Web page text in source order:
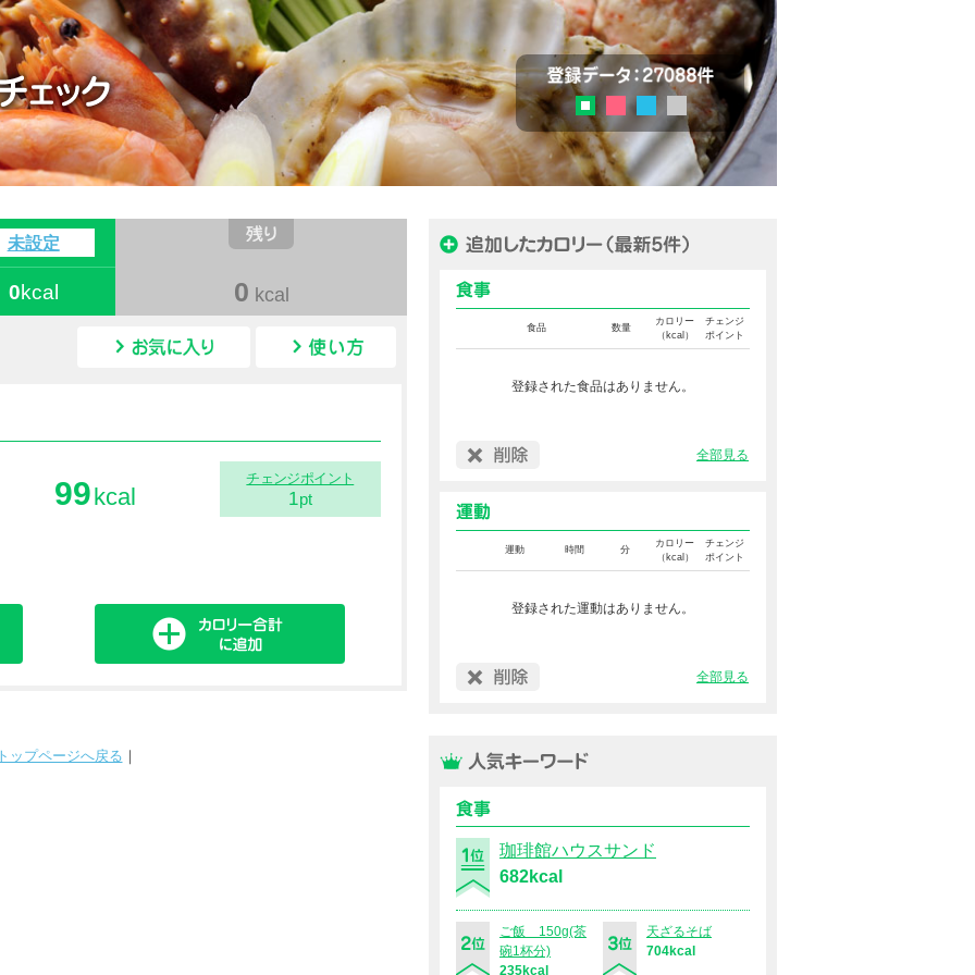
ハピルス カロリーチェック 登録データ：27036品目
ピンク ブルーグレー
食品 数量
カロリー
（kcal）
チェンジ
ポイント
登録された食品はありません。
全部見る
運動 時間 分
カロリー
（kcal）
チェンジ
ポイント
登録された運動はありません。
全部見る
珈琲館ハウスサンド
682kcal
ご飯 150g(茶
碗1杯分)
235kcal
天ざるそば
704kcal
未設定
0kcal 0 kcal
カロリー情報
99kcal
チェンジポイント
1pt
ップページへ戻る ｜